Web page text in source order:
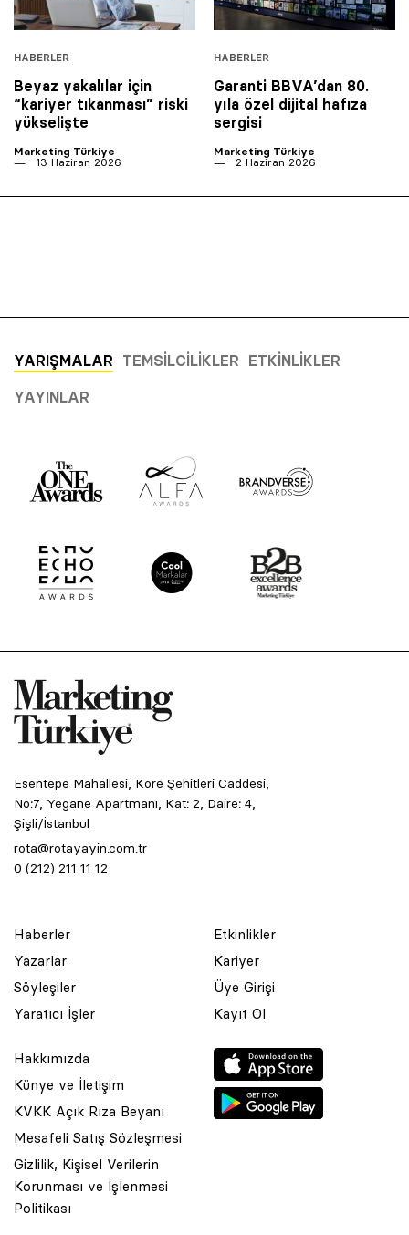
HABERLER
Beyaz yakalılar için
“kariyer tıkanması” riski
yükselişte
Marketing Türkiye
13 Haziran 2026
HABERLER
Garanti BBVA’dan 80.
yıla özel dijital hafıza
sergisi
Marketing Türkiye
2 Haziran 2026
YARIŞMALAR TEMSILCILIKLER ETKINLIKLER
YAYINLAR
Esentepe Mahallesi, Kore Şehitleri Caddesi,
No:7, Yegane Apartmanı, Kat: 2, Daire: 4,
Şişli/İstanbul
rota@rotayayin.com.tr
0 (212) 211 11 12
Haberler
Yazarlar
Söyleşiler
Yaratıcı İşler
Etkinlikler
Kariyer
Üye Girişi
Kayıt Ol
Hakkımızda
Künye ve İletişim
KVKK Açık Rıza Beyanı
Mesafeli Satış Sözleşmesi
Gizlilik, Kişisel Verilerin
Korunması ve İşlenmesi
Politikası
© 2001 Rota Yayın Yapım Tanıtım Tic. Ltd. Şti. Bu Sitede Bulunan